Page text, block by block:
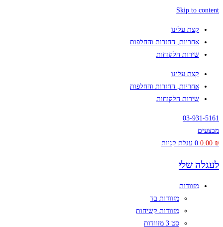
Skip to content
קצת עלינו
אחריות, החזרות והחלפות
שירות הלקוחות
קצת עלינו
אחריות, החזרות והחלפות
שירות הלקוחות
03-931-5161
מבצעים
0.00 ₪
0 עגלת קניות
לעגלה שלי
מזוודות
מזוודות בד
מזוודות קשיחות
סט 3 מזוודות